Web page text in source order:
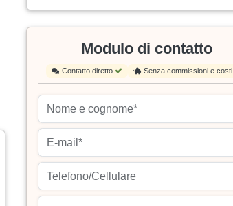
Modulo di contatto
Contatto diretto Senza commissioni e costi